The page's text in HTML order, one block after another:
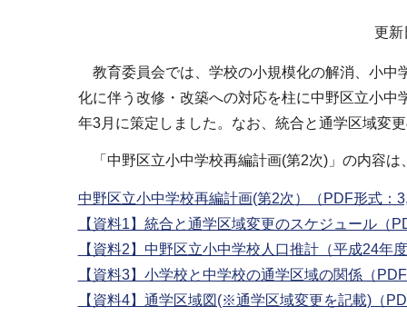
更新
教育委員会では、学校の小規模化の解消、小中
化に伴う改修・改築への対応を柱に中野区立小
年3月に策定しました。なお、統合と通学区域変
「中野区立小中学校再編計画(第2次)」の内容は
中野区立小中学校再編計画(第2次）（PDF形式：
【資料1】統合と通学区域変更のスケジュール（
【資料2】中野区立小中学校人口推計（平成24年
【資料3】小学校と中学校の通学区域の関係（
【資料4】通学区域図(※通学区域変更を記載)（
ゲ
ョ
ン
こ
こ
か